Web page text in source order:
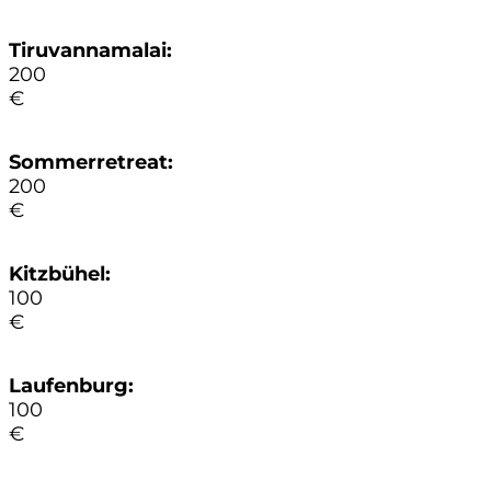
Tiruvannamalai:
200
€
Sommerretreat:
200
€
Kitzbühel:
100
€
Laufenburg:
100
€